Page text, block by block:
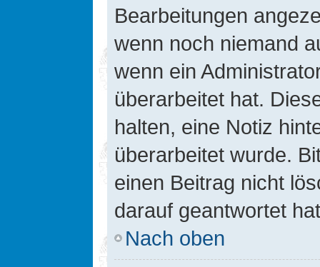
Bearbeitungen
wenn noch niemand
wenn ein
überarbeitet hat.
halten, eine Notiz
überarbeitet wurde.
einen Beitrag nicht
darauf geantwortet
Nach oben